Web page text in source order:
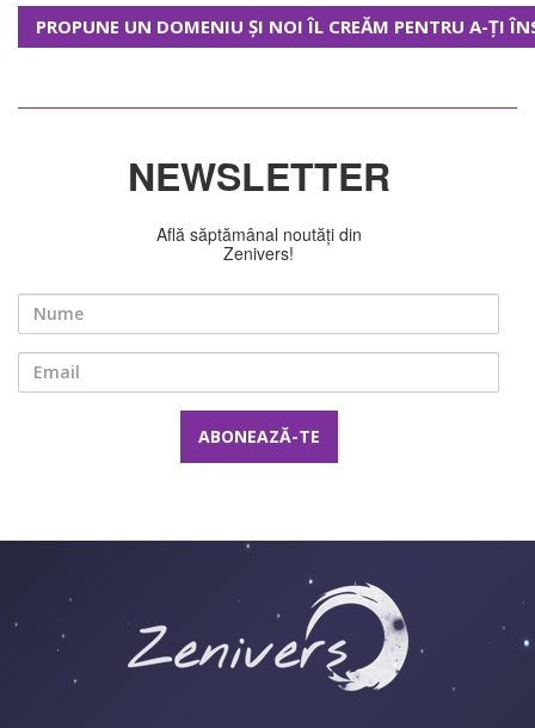
PROPUNE UN DOMENIU ȘI NOI ÎL CREĂM PENTRU A-ȚI
NEWSLETTER
Află săptămânal noutăți din
Zenivers!